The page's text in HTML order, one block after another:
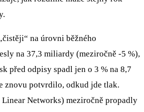
na úrovni běžného
na 37,3 miliardy (meziročně -5 %),
před odpisy spadl jen o 3 % na 8,7
znovu potvrdilo, odkud jde tlak.
Networks) meziročně propadly